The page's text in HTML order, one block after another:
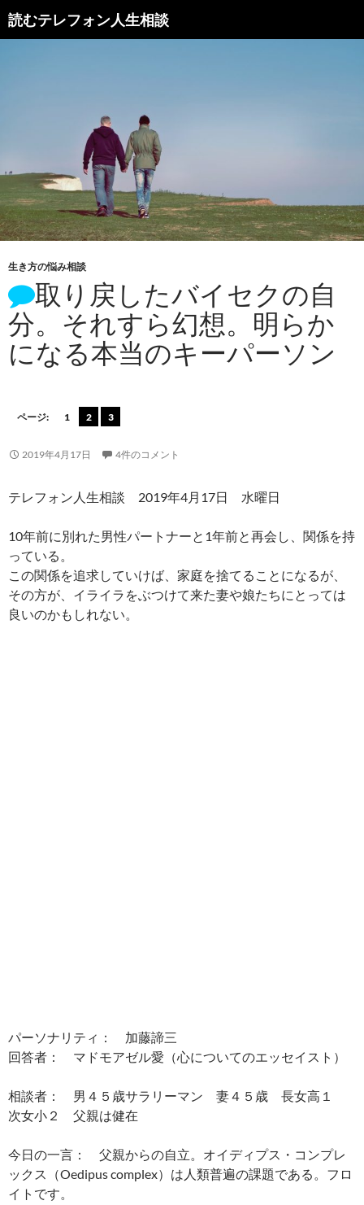
読むテレフォン人生相談
生き方の悩み相談
取り戻したバイセクの自
分。それすら幻想。明らか
になる本当のキーパーソン
ページ: 1 2 3
2019年4月17日 4件のコメント
テレフォン人生相談 2019年4月17日 水曜日
10年前に別れた男性パートナーと1年前と再会し、関係を持
っている。
この関係を追求していけば、家庭を捨てることになるが、
その方が、イライラをぶつけて来た妻や娘たちにとっては
良いのかもしれない。
パーソナリティ： 加藤諦三
回答者： マドモアゼル愛（心についてのエッセイスト）
相談者： 男４５歳サラリーマン 妻４５歳 長女高１
次女小２ 父親は健在
今日の一言： 父親からの自立。オイディプス・コンプレ
ックス（Oedipus complex）は人類普遍の課題である。フロ
イトです。